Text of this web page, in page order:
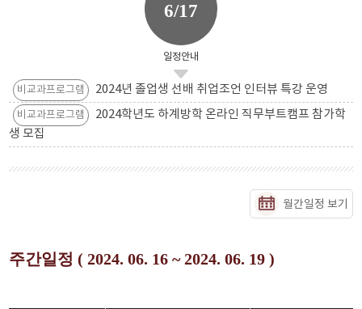
6/17
일정안내
비교과프로그램 2024년 졸업생 선배 취업조언 인터뷰 특강 운영
비교과프로그램
2024학년도 하계방학 온라인 직무부트캠프 참가학
생 모집
월간일정 보기
주간일정 ( 2024. 06. 16 ~ 2024. 06. 19 )